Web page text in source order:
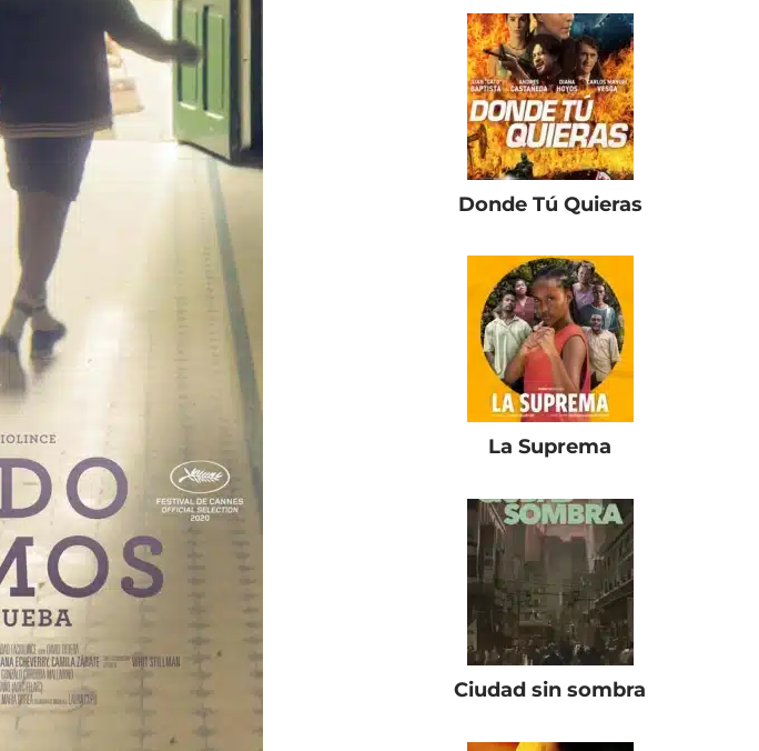
Donde Tú Quieras
La Suprema
Ciudad sin sombra